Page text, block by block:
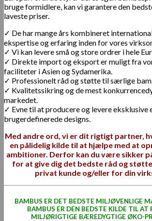
bruge formidlere, kan vi garantere den
laveste priser.
✓ De har mange års kombineret
ekspertise og erfaring inden for vores
✓ Vi kan levere små og store ordrer i hele
✓ Direkte import og eksport er muligt fra
faciliteter i Asien og Sydamerika.
✓ Professionelt råd og støtte til særlige
✓ Kvalitetssikring og de mest
markedet.
✓ Evne til at producere og levere eksklusive
brugerdefinerede designs.
Med andre ord, vi er dit rigtigt partner,
en pålidelig kilde til at hjælpe med at
ambitioner. Derfor kan du være sikker
for at give dig det bedste råd og
privat kunde og/eller for din
BAMBUS ER DET BEDSTE MILJØVENLIGE
BAMBUS ER DEN BEDSTE KILDE TIL AT
MILJØRIGTIGE BÆREDYGTIGE ØKO-